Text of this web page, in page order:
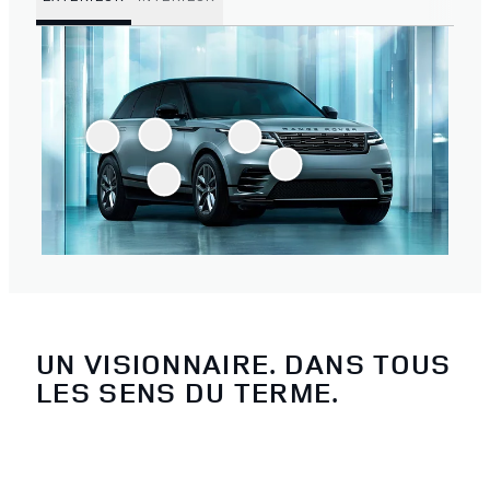
UN VISIONNAIRE. DANS TOUS
LES SENS DU TERME.